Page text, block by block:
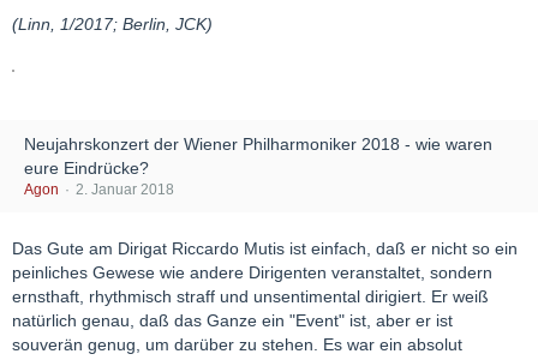
(Linn, 1/2017; Berlin, JCK)
Neujahrskonzert der Wiener Philharmoniker 2018 - wie waren
eure Eindrücke?
Agon 2. Januar 2018
Das Gute am Dirigat Riccardo Mutis ist einfach, daß er nicht so ein
peinliches Gewese wie andere Dirigenten veranstaltet, sondern
ernsthaft, rhythmisch straff und unsentimental dirigiert. Er weiß
natürlich genau, daß das Ganze ein "Event" ist, aber er ist
souverän genug, um darüber zu stehen. Es war ein absolut